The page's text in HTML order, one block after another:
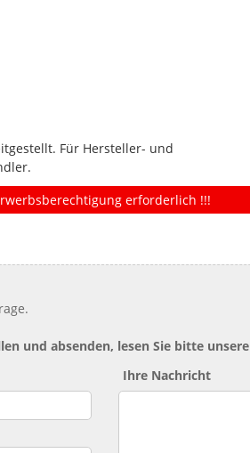
Für Hersteller- und
erforderlich !!!
und absenden, lesen Sie bitte unsere
Ihre Nachricht